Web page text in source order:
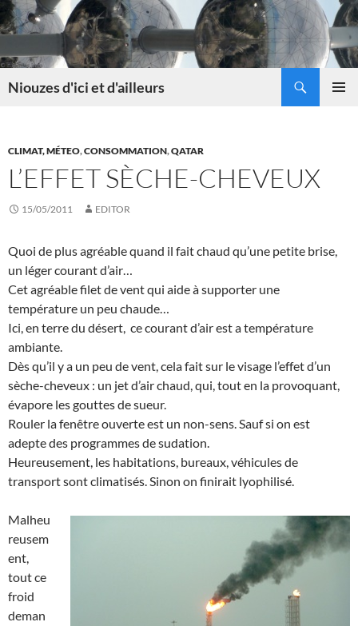
Skip
to
Niouzes d'ici et d'ailleurs
CLIMAT, MÉTEO,CONSOMMATION,QATAR
L’EFFET SÈCHE-CHEVEUX
15/05/2011 EDITOR
Quoi de plus agréable quand il fait chaud qu’une petite brise,
un léger courant d’air…
Cet agréable filet de vent qui aide à supporter une
température un peu chaude…
Ici, en terre du désert, ce courant d’air est a température
ambiante.
Dès qu’il y a un peu de vent, cela fait sur le visage l’effet d’un
sèche-cheveux : un jet d’air chaud, qui, tout en la provoquant,
évapore les gouttes de sueur.
Rouler la fenêtre ouverte est un non-sens. Sauf si on est
adepte des programmes de sudation.
Heureusement, les habitations, bureaux, véhicules de
transport sont climatisés. Sinon on finirait lyophilisé.
Malheu
reusem
ent,
tout ce
froid
deman